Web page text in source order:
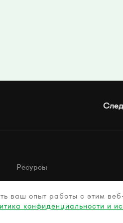
Ресурсы
Часто задаваемые
ваш опыт работы с этим
конфиденциальности и